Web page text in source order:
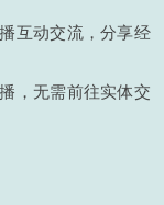
互动交流，分享经
，无需前往实体交